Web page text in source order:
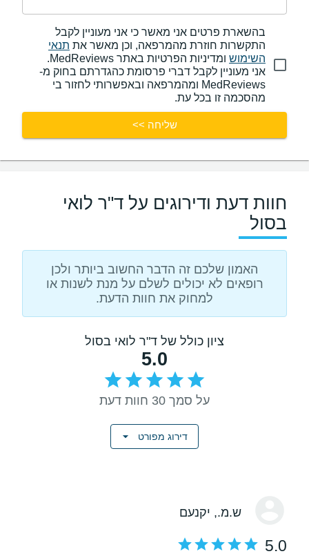
בהשארת פרטים אני מאשר כי אני מעוניין לקבל
התקשרות חוזרת מהמרפאה, וכן מאשר את תנאי
השימוש
ומדיניות הפרטיות באתר MedReviews.
אני מעוניין לקבל דברי פרסומת כהגדרתם בחוק מ-
MedReviews ומהמרפאה ובאפשרותי לחזור בי
מהסכמה זו בכל עת.
שליחה >>
חוות דעת ודירוגים על ד"ר לואי
בסול
האמון שלכם זה הדבר החשוב ביותר ולכן
רופאים לא יכולים לשלם על מנת לשנות או
למחוק את חוות הדעת.
ציון כולל של ד"ר לואי בסול
5.0
על סמך 30 חוות דעת
דירוג מפורט
ש.מ., יקנעם
5.0